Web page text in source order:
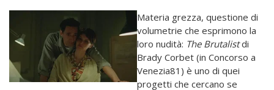
Materia grezza, questione di
volumetrie che esprimono la
loro nudità: The Brutalistdi
Brady Corbet (in Concorso a
Venezia81) è uno di quei
progetti che cercano se